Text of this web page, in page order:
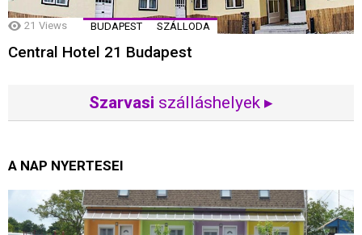
21 Views BUDAPEST SZÁLLODA
Central Hotel 21 Budapest
Szarvasi szálláshelyek ▸
A NAP NYERTESEI